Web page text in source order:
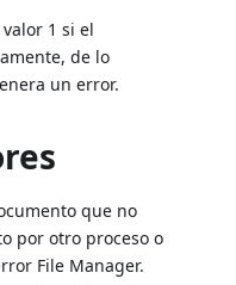
1 si el
de lo
un error.
que no
por otro proceso o
File Manager.